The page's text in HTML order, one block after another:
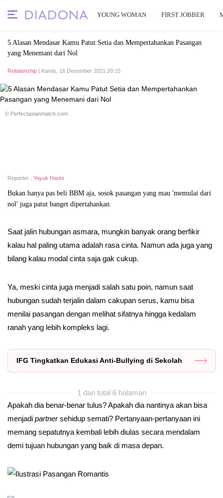
YOUNG WOMAN FIRST JOBBER
5 Alasan Mendasar Kamu Patut Setia dan Mempertahankan Pasangan
yang Menemani dari Nol
Relationship | Kamis, 16 Desember 2021 20:15
© Perfectasianmatch.com
Reporter : Yayuk Harini
Bukan hanya pas beli BBM aja, sosok pasangan yang mau 'memulai dari
nol' juga patut banget dipertahankan.
Saat jalin hubungan asmara, mungkin banyak orang berfikir
kalau hal paling utama adalah rasa cinta. Namun ada juga yang
bilang kalau modal cinta saja gak cukup.
Ya, meski cinta juga menjadi salah satu poin, namun saat
hubungan sudah terjalin dalam cakupan serus, kamu bisa
menilai pasangan dengan melihat sifatnya hingga kedalam
ranah yang lebih kompleks lagi.
IFG Tingkatkan Edukasi Anti-Bullying di Sekolah
1 dari total 6 halaman
Apakah dia benar-benar tulus? Apakah dia nantinya akan bisa
menjadi partnersehidup semati? Pertanyaan-pertanyaan ini
memang sepatutnya kembali lebih diulas secara mendalam
demi tujuan hubungan yang baik di masa depan.